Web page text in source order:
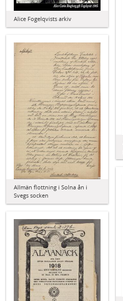
Alice Fogelqvists arkiv
Allmän flottning i Solna ån i
Svegs socken